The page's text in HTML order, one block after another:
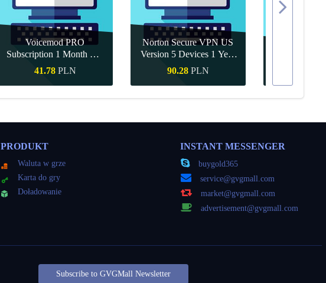
Voicemod PRO
Subscription 1 Month CD
Key Global
41.78 PLN
Szybki zakup
Norton Secure VPN US
Version 5 Devices 1 Year
CD Key
90.28 PLN
Szybki zakup Szybki
PRODUKT
Waluta w grze
Karta do gry
Doładowanie
INSTANT MESSENGER
buygold365
service@gvgmall.com
market@gvgmall.com
advertisement@gvgmall.com
Subscribe to GVGMall Newsletter